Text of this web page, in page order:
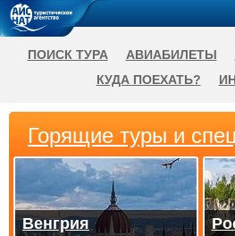
Горящие туры и
Венгрия
ПОИСК ТУРА АВИАБИЛЕТЫ
КУДА ПОЕХАТЬ?